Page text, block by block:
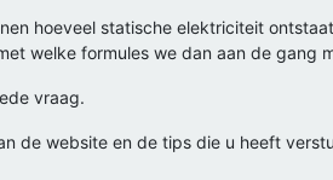
hoeveel statische elektriciteit
welke formules we dan aan de gang
vraag.
de website en de tips die u heeft